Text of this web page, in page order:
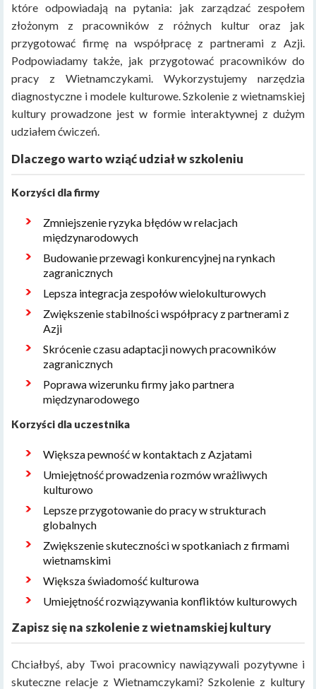
które odpowiadają na pytania: jak zarządzać zespołem
złożonym z pracowników z różnych kultur oraz jak
przygotować firmę na współpracę z partnerami z Azji.
Podpowiadamy także, jak przygotować pracowników do
pracy z Wietnamczykami. Wykorzystujemy narzędzia
diagnostyczne i modele kulturowe. Szkolenie z wietnamskiej
kultury prowadzone jest w formie interaktywnej z dużym
udziałem ćwiczeń.
Dlaczego warto wziąć udział w szkoleniu
Korzyści dla firmy
Zmniejszenie ryzyka błędów w relacjach
międzynarodowych
Budowanie przewagi konkurencyjnej na rynkach
zagranicznych
Lepsza integracja zespołów wielokulturowych
Zwiększenie stabilności współpracy z partnerami z
Azji
Skrócenie czasu adaptacji nowych pracowników
zagranicznych
Poprawa wizerunku firmy jako partnera
międzynarodowego
Korzyści dla uczestnika
Większa pewność w kontaktach z Azjatami
Umiejętność prowadzenia rozmów wrażliwych
kulturowo
Lepsze przygotowanie do pracy w strukturach
globalnych
Zwiększenie skuteczności w spotkaniach z firmami
wietnamskimi
Większa świadomość kulturowa
Umiejętność rozwiązywania konfliktów kulturowych
Zapisz się na szkolenie z wietnamskiej kultury
Chciałbyś, aby Twoi pracownicy nawiązywali pozytywne i
skuteczne relacje z Wietnamczykami? Szkolenie z kultury